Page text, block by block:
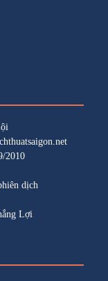
2010
dịch
Lợi